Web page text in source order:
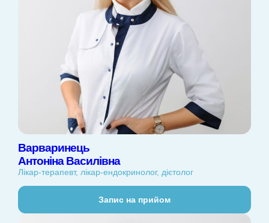
Варваринець
Антоніна Василівна
Лікар-терапевт, лікар-ендокринолог, дієтолог
Запис на прийом